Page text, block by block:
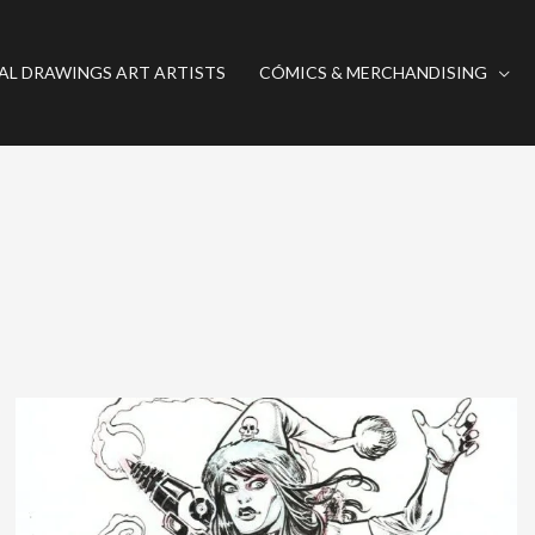
DRAWINGS ART ARTISTS CÓMICS & MERCHANDISING